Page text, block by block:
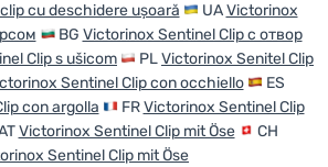
cu deschidere ușoară
UAVictorinox
BG Victorinox Sentinel Clip с отвор
Clip s ušicom PLVictorinox Senitel Clip
Sentinel Clip con occhiello
ES
con argolla
FRVictorinox Sentinel Clip
Victorinox Sentinel Clip mit Öse
CH
Sentinel Clip mit Öse